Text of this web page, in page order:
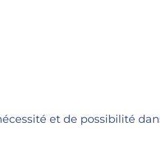
et de possibilité